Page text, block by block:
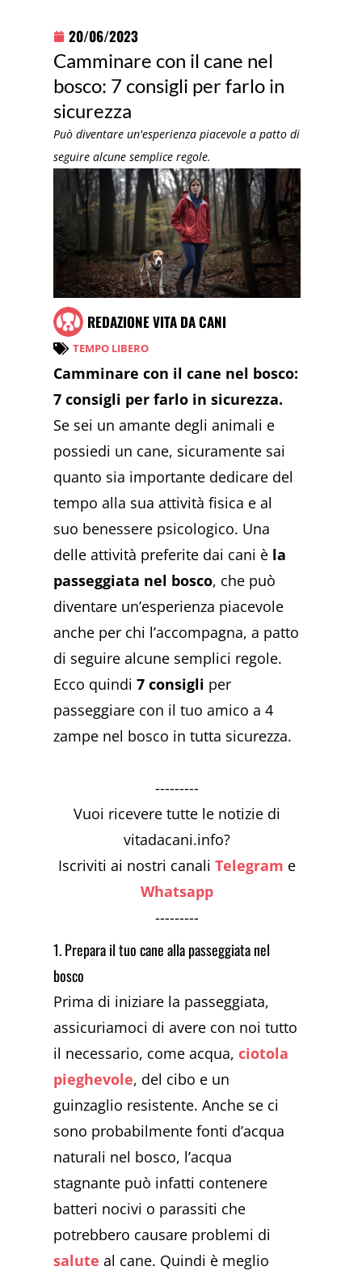
20/06/2023
Camminare con il cane nel
bosco: 7 consigli per farlo in
sicurezza
Può diventare un'esperienza piacevole a patto di
seguire alcune semplice regole.
REDAZIONE VITA DA CANI
TEMPO LIBERO
Camminare con il cane nel bosco:
7 consigli per farlo in sicurezza.
Se sei un amante degli animali e
possiedi un cane, sicuramente sai
quanto sia importante dedicare del
tempo alla sua attività fisica e al
suo benessere psicologico. Una
delle attività preferite dai cani è la
passeggiata nel bosco, che può
diventare un’esperienza piacevole
anche per chi l’accompagna, a patto
di seguire alcune semplici regole.
Ecco quindi7 consigli per
passeggiare con il tuo amico a 4
zampe nel bosco in tutta sicurezza.
---------
Vuoi ricevere tutte le notizie di
vitadacani.info?
Iscriviti ai nostri canaliTelegram e
Whatsapp
---------
1. Prepara il tuo cane alla passeggiata nel
bosco
Prima di iniziare la passeggiata,
assicuriamoci di avere con noi tutto
il necessario, come acqua,ciotola
pieghevole, del cibo e un
guinzaglio resistente. Anche se ci
sono probabilmente fonti d’acqua
naturali nel bosco, l’acqua
stagnante può infatti contenere
batteri nocivi o parassiti che
potrebbero causare problemi di
salute al cane. Quindi è meglio